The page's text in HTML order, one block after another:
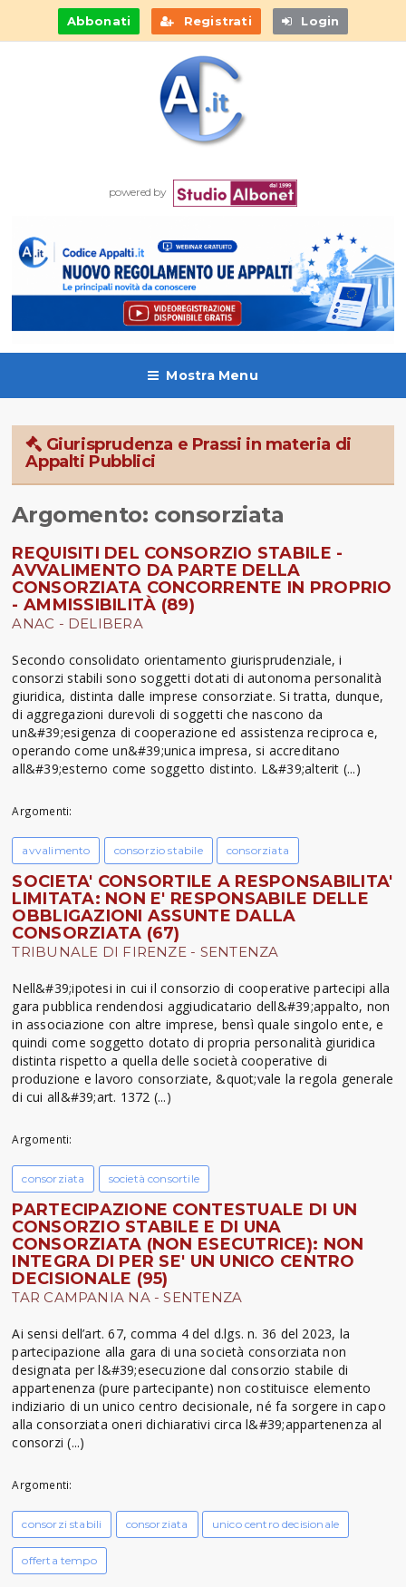
Abbonati Registrati Login
powered by
Mostra Menu
Giurisprudenza e Prassi in materia di
Appalti Pubblici
Argomento: consorziata
REQUISITI DEL CONSORZIO STABILE -
AVVALIMENTO DA PARTE DELLA
CONSORZIATA CONCORRENTE IN PROPRIO
- AMMISSIBILITÀ (89)
ANAC - DELIBERA
Secondo consolidato orientamento giurisprudenziale, i
consorzi stabili sono soggetti dotati di autonoma personalità
giuridica, distinta dalle imprese consorziate. Si tratta, dunque,
di aggregazioni durevoli di soggetti che nascono da
un&#39;esigenza di cooperazione ed assistenza reciproca e,
operando come un&#39;unica impresa, si accreditano
all&#39;esterno come soggetto distinto. L&#39;alterit (...)
Argomenti:
avvalimento consorzio stabile consorziata
SOCIETA' CONSORTILE A RESPONSABILITA'
LIMITATA: NON E' RESPONSABILE DELLE
OBBLIGAZIONI ASSUNTE DALLA
CONSORZIATA (67)
TRIBUNALE DI FIRENZE - SENTENZA
Nell&#39;ipotesi in cui il consorzio di cooperative partecipi alla
gara pubblica rendendosi aggiudicatario dell&#39;appalto, non
in associazione con altre imprese, bensì quale singolo ente, e
quindi come soggetto dotato di propria personalità giuridica
distinta rispetto a quella delle società cooperative di
produzione e lavoro consorziate, &quot;vale la regola generale
di cui all&#39;art. 1372 (...)
Argomenti:
consorziata società consortile
PARTECIPAZIONE CONTESTUALE DI UN
CONSORZIO STABILE E DI UNA
CONSORZIATA (NON ESECUTRICE): NON
INTEGRA DI PER SE' UN UNICO CENTRO
DECISIONALE (95)
TAR CAMPANIA NA - SENTENZA
Ai sensi dell’art. 67, comma 4 del d.lgs. n. 36 del 2023, la
partecipazione alla gara di una società consorziata non
designata per l&#39;esecuzione dal consorzio stabile di
appartenenza (pure partecipante) non costituisce elemento
indiziario di un unico centro decisionale, né fa sorgere in capo
alla consorziata oneri dichiarativi circa l&#39;appartenenza al
consorzi (...)
Argomenti:
consorzi stabili consorziata unico centro decisionale
offerta tempo